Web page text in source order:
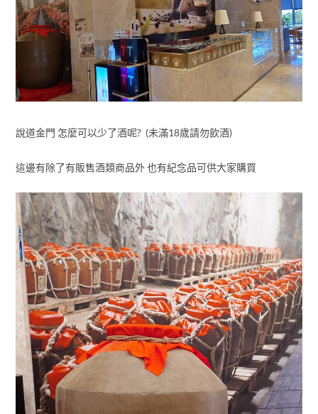
說道金門 怎麼可以少了酒呢? (未滿18歲請勿飲酒)
這邊有除了有販售酒類商品外 也有紀念品可供大家購買